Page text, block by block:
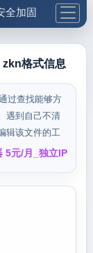
全加固
更多工具格式信息
过查找能够方
遇到自己不清
辑该文件的工
5元/月_独立IP